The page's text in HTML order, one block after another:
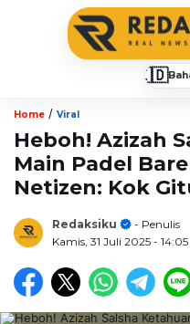
🇮🇩
Home / Viral
Heboh! Azizah
Main Padel
Netizen: Kok
Redaksiku
- Penulis
Kamis, 31 Juli 2025 -